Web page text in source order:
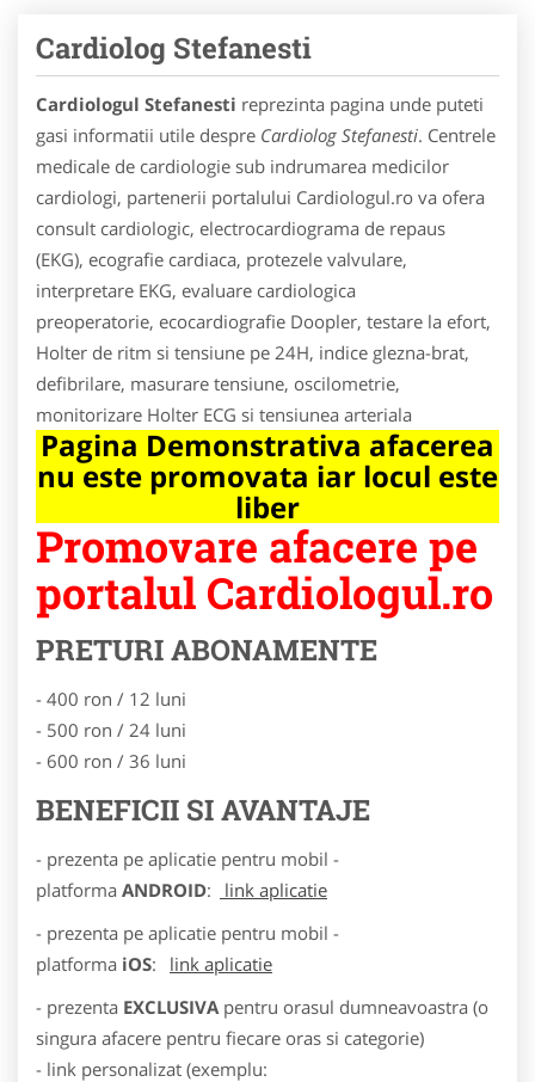
Cardiolog Stefanesti
Cardiologul Stefanesti reprezinta pagina unde puteti
gasi informatii utile despre Cardiolog Stefanesti. Centrele
medicale de cardiologie sub indrumarea medicilor
cardiologi, partenerii portalului Cardiologul.ro va ofera
consult cardiologic, electrocardiograma de repaus
(EKG), ecografie cardiaca, protezele valvulare,
interpretare EKG, evaluare cardiologica
preoperatorie, ecocardiografie Doopler, testare la efort,
Holter de ritm si tensiune pe 24H, indice glezna-brat,
defibrilare, masurare tensiune, oscilometrie,
monitorizare Holter ECG si tensiunea arteriala
Pagina Demonstrativa afacerea
nu este promovata iar locul este
liber
Promovare afacere pe
portalul Cardiologul.ro
PRETURI ABONAMENTE
- 400 ron / 12 luni
- 500 ron / 24 luni
- 600 ron / 36 luni
BENEFICII SI AVANTAJE
- prezenta pe aplicatie pentru mobil -
platforma ANDROID:
link aplicatie
- prezenta pe aplicatie pentru mobil -
platforma iOS:
link aplicatie
- prezenta EXCLUSIVA pentru orasul dumneavoastra (o
singura afacere pentru fiecare oras si categorie)
- link personalizat (exemplu: